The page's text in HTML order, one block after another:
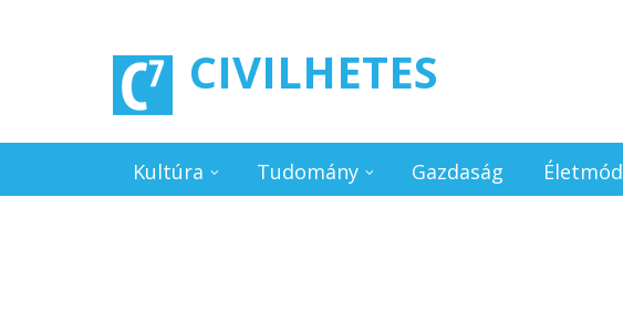
CIVILHETES
Kultúra Tudomány Gazdaság Életmód